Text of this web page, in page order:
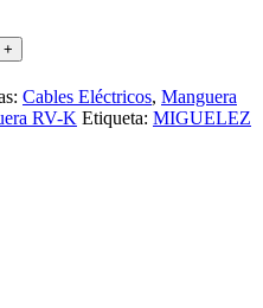
Cables Eléctricos, Manguera
RV-K Etiqueta: MIGUELEZ